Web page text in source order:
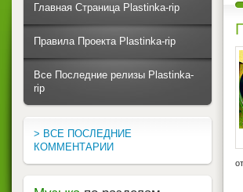
Главная Страница Plastinka-rip
Правила Проекта Plastinka-rip
Все Последние релизы Plastinka-
rip
> ВСЕ ПОСЛЕДНИЕ
КОММЕНТАРИИ